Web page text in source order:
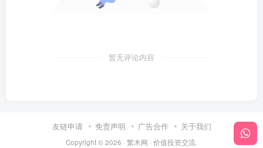
暂无评论内容
友链申请 免责声明 广告合作 关于我们
Copyright © 2026 · 繁木网 · 价值投资交流